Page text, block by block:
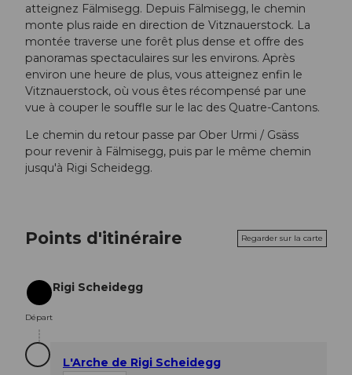
atteignez Fälmisegg. Depuis Fälmisegg, le chemin
monte plus raide en direction de Vitznauerstock. La
montée traverse une forêt plus dense et offre des
panoramas spectaculaires sur les environs. Après
environ une heure de plus, vous atteignez enfin le
Vitznauerstock, où vous êtes récompensé par une
vue à couper le souffle sur le lac des Quatre-Cantons.
Le chemin du retour passe par Ober Urmi / Gsäss
pour revenir à Fälmisegg, puis par le même chemin
jusqu'à Rigi Scheidegg.
Points d'itinéraire Regarder sur la carte
Départ
Départ
Rigi Scheidegg
L'Arche de Rigi Scheidegg